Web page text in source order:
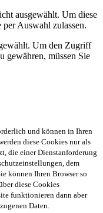
ausgewählt. Um diese
per Auswahl zulassen.
Um den Zugriff
gewähren, müssen Sie
und können in Ihren
diese Cookies nur als
die einer Dienstanforderung
dem
können Ihren Browser so
diese Cookies
funktionieren dann aber
Daten.